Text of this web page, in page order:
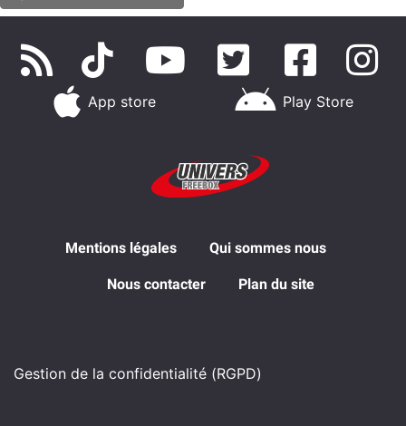
App store Play Store
Mentions légales Qui sommes nous
Nous contacter Plan du site
Gestion de la confidentialité (RGPD)